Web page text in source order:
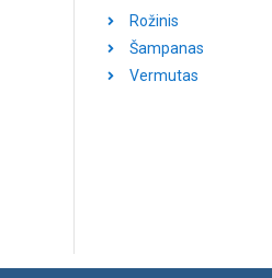
Rožinis
Šampanas
Vermutas